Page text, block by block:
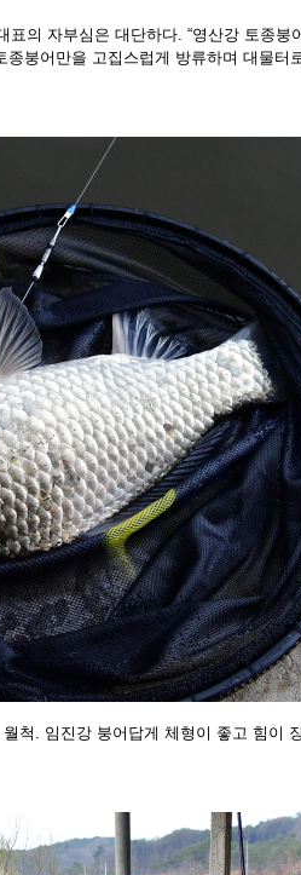
표의 자부심은 대단하다. “영산강 토종붕
종붕어만을 고집스럽게 방류하며 대물터
척. 임진강 붕어답게 체형이 좋고 힘이